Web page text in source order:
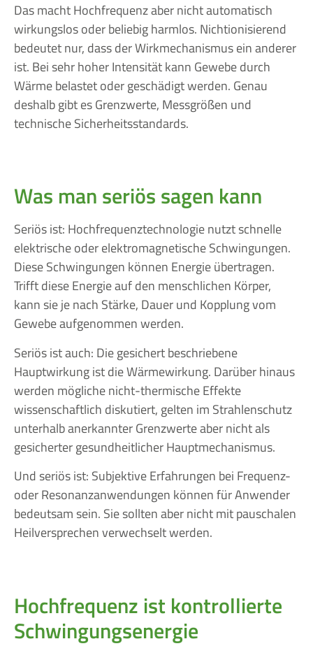
Das macht Hochfrequenz aber nicht automatisch
wirkungslos oder beliebig harmlos. Nichtionisierend
bedeutet nur, dass der Wirkmechanismus ein anderer
ist. Bei sehr hoher Intensität kann Gewebe durch
Wärme belastet oder geschädigt werden. Genau
deshalb gibt es Grenzwerte, Messgrößen und
technische Sicherheitsstandards.
Was man seriös sagen kann
Seriös ist: Hochfrequenztechnologie nutzt schnelle
elektrische oder elektromagnetische Schwingungen.
Diese Schwingungen können Energie übertragen.
Trifft diese Energie auf den menschlichen Körper,
kann sie je nach Stärke, Dauer und Kopplung vom
Gewebe aufgenommen werden.
Seriös ist auch: Die gesichert beschriebene
Hauptwirkung ist die Wärmewirkung. Darüber hinaus
werden mögliche nicht-thermische Effekte
wissenschaftlich diskutiert, gelten im Strahlenschutz
unterhalb anerkannter Grenzwerte aber nicht als
gesicherter gesundheitlicher Hauptmechanismus.
Und seriös ist: Subjektive Erfahrungen bei Frequenz-
oder Resonanzanwendungen können für Anwender
bedeutsam sein. Sie sollten aber nicht mit pauschalen
Heilversprechen verwechselt werden.
Hochfrequenz ist kontrollierte
Schwingungsenergie